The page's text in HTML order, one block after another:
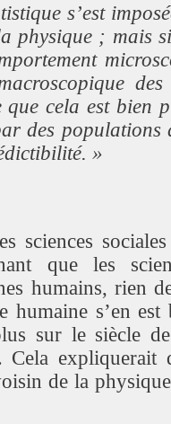
s’est
physique ; mais
que cela est bien
des populations
»
sciences
que les
humains, rien
humaine s’en est
sur le siècle
Cela expliquerait
de la